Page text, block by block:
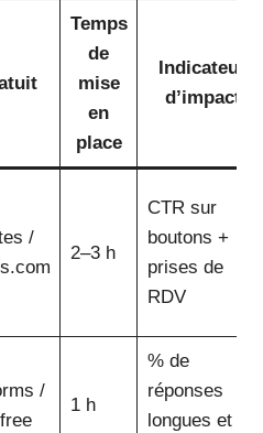
Temps
de
mise
en
place
Indicateur
d’impact
/
2–3 h
CTR sur
boutons +
prises de
RDV
/
1 h
% de
réponses
longues et